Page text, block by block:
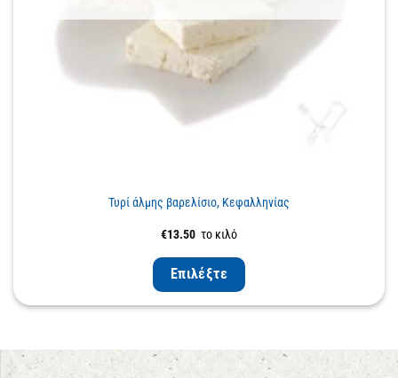
Τυρί άλμης βαρελίσιο, Κεφαλληνίας
€13.50 το κιλό
Επιλέξτε